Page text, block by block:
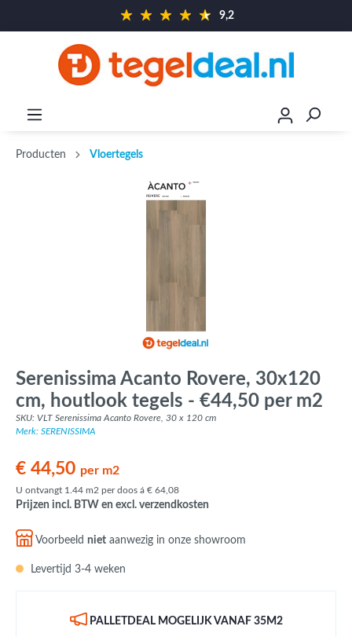
9,2
Producten Vloertegels
Serenissima Acanto Rovere, 30x120
cm, houtlook tegels - €44,50 per m2
SKU: VLT Serenissima Acanto Rovere, 30 x 120 cm
Merk: SERENISSIMA
€ 44,50 per m2
U ontvangt 1.44 m2 per doos á € 64,08
Prijzen incl. BTW en excl. verzendkosten
Voorbeeld niet aanwezig in onze showroom
Levertijd 3-4 weken
PALLETDEAL MOGELIJK VANAF 35M2